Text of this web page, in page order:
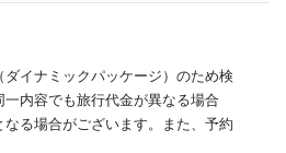
イナミックパッケージ）のため検
内容でも旅行代金が異なる場合
る場合がございます。また、予約